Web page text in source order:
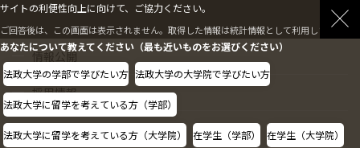
情報公開
採用情報
教職員の方へ
サイトの利便性向上に向けて、ご協力ください。
ご回答後は、この画面は表示されません。取得した情報は統計情報として利用します。
あなたについて教えてください（最も近いものをお選びください）
法政大学の学部で学びたい方 法政大学の大学院で学びたい方
法政大学に留学を考えている方（学部）
法政大学に留学を考えている方（大学院） 在学生（学部） 在学生（大学院）